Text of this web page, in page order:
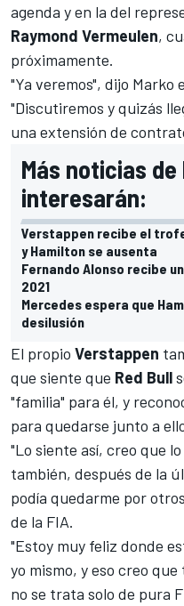
agenda y en la del
Raymond Vermeulen,
próximamente.
"Ya veremos", dijo Marko
"Discutiremos y quizás
una extensión de
Más noticias de
interesarán:
Verstappen recibe el
y Hamilton se ausenta
Fernando Alonso recibe
2021
Mercedes espera que
desilusión
El propio Verstappen
que siente que Red Bull
"familia" para él, y
para quedarse junto a
"Lo siente así, creo que
también, después de la
podía quedarme por
de la FIA.
"Estoy muy feliz donde
yo mismo, y eso creo
no se trata solo de pura